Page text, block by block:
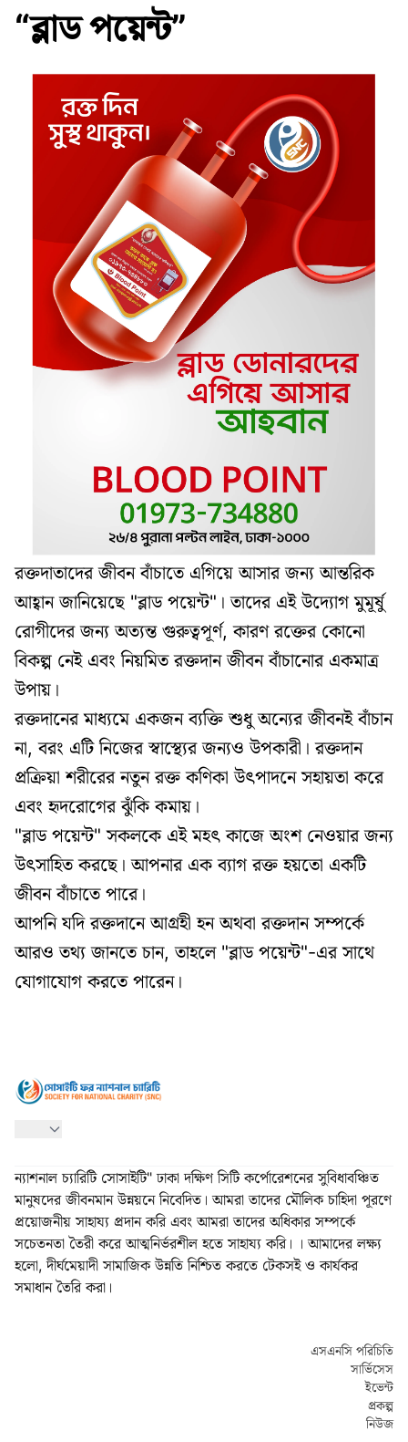
“ব্লাড পয়েন্ট”
রক্তদাতাদের জীবন বাঁচাতে এগিয়ে আসার জন্য আন্তরিক
আহ্বান জানিয়েছে "ব্লাড পয়েন্ট"। তাদের এই উদ্যোগ মুমূর্ষু
রোগীদের জন্য অত্যন্ত গুরুত্বপূর্ণ, কারণ রক্তের কোনো
বিকল্প নেই এবং নিয়মিত রক্তদান জীবন বাঁচানোর একমাত্র
উপায়।
রক্তদানের মাধ্যমে একজন ব্যক্তি শুধু অন্যের জীবনই বাঁচান
না, বরং এটি নিজের স্বাস্থ্যের জন্যও উপকারী। রক্তদান
প্রক্রিয়া শরীরের নতুন রক্ত কণিকা উৎপাদনে সহায়তা করে
এবং হৃদরোগের ঝুঁকি কমায়।
"ব্লাড পয়েন্ট" সকলকে এই মহৎ কাজে অংশ নেওয়ার জন্য
উৎসাহিত করছে। আপনার এক ব্যাগ রক্ত হয়তো একটি
জীবন বাঁচাতে পারে।
আপনি যদি রক্তদানে আগ্রহী হন অথবা রক্তদান সম্পর্কে
আরও তথ্য জানতে চান, তাহলে "ব্লাড পয়েন্ট"-এর সাথে
যোগাযোগ করতে পারেন।
ন্যাশনাল চ্যারিটি সোসাইটি" ঢাকা দক্ষিণ সিটি কর্পোরেশনের সুবিধাবঞ্চিত
মানুষদের জীবনমান উন্নয়নে নিবেদিত। আমরা তাদের মৌলিক চাহিদা পূরণে
প্রয়োজনীয় সাহায্য প্রদান করি এবং আমরা তাদের অধিকার সম্পর্কে
সচেতনতা তৈরী করে আত্মনির্ভরশীল হতে সাহায্য করি। । আমাদের লক্ষ্য
হলো, দীর্ঘমেয়াদী সামাজিক উন্নতি নিশ্চিত করতে টেকসই ও কার্যকর
সমাধান তৈরি করা।
এসএনসি পরিচিতি
সার্ভিসেস
ইভেন্ট
প্রকল্প
নিউজ